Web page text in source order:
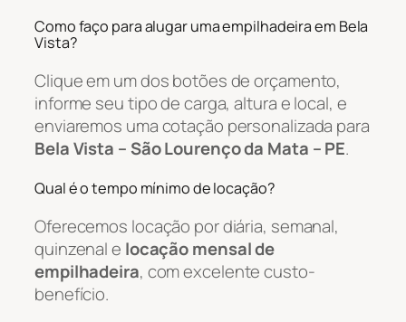
Como faço para alugar uma empilhadeira em Bela
Vista?
Clique em um dos botões de orçamento,
informe seu tipo de carga, altura e local, e
enviaremos uma cotação personalizada para
Bela Vista – São Lourenço da Mata – PE.
Qual é o tempo mínimo de locação?
Oferecemos locação por diária, semanal,
quinzenal e locação mensal de
empilhadeira, com excelente custo-
benefício.